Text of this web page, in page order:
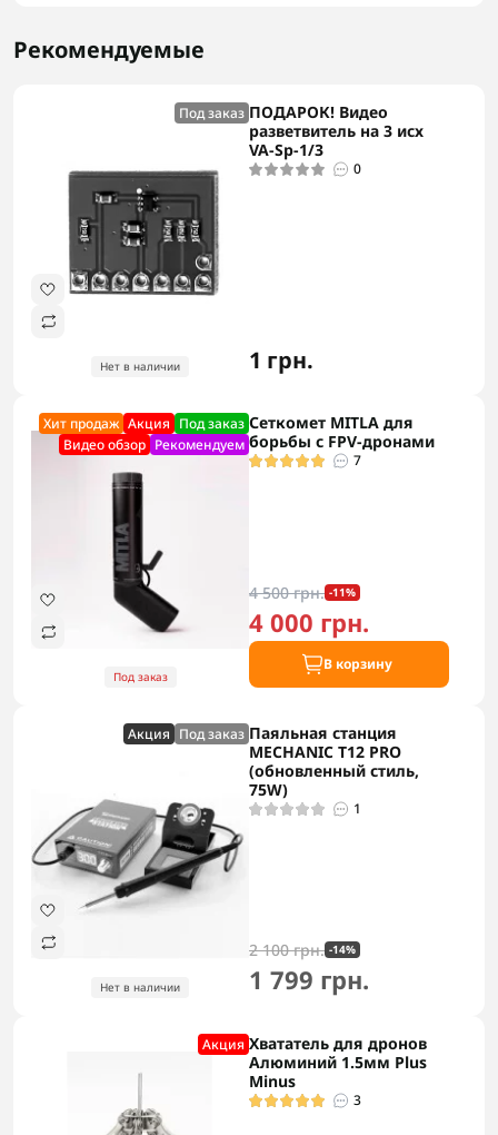
Рекомендуемые
Под заказ
Нет в наличии
ПОДАРОК! Видео
разветвитель на 3 исх
VA-Sp-1/3
0
1 грн.
Хит продаж Акция Под заказ
Видео обзор Рекомендуем
Под заказ
Сеткомет MITLA для
борьбы с FPV-дронами
7
4 500 грн. -11%
4 000 грн.
В корзину
Акция Под заказ
Нет в наличии
Паяльная станция
MECHANIC T12 PRO
(обновленный стиль,
75W)
1
2 100 грн. -14%
1 799 грн.
Акция Хвататель для дронов
Алюминий 1.5мм Plus
Minus
3